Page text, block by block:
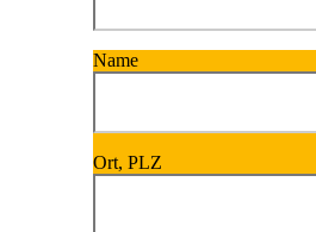
Name
Ort, PLZ